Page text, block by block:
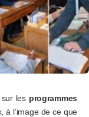
sur les programmes
à l’image de ce que